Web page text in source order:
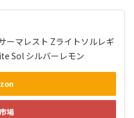
ーマレスト Zライトソルレギ
Sol シルバーレモン
場